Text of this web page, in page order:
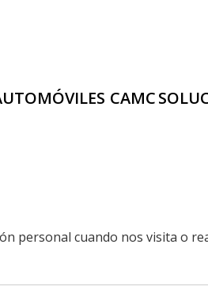
CAMC
personal cuando nos visita o